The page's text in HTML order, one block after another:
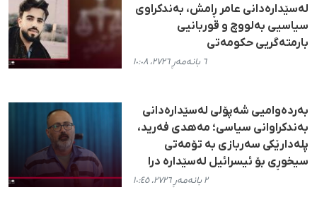
لەسێدارەدانی عامر ڕامش، بەندکراوی
سیاسیی بەلووچ و قوربانیی
بارمتەگریی حکومەتی
٦ بانەمەڕ ٢٧٢٦، ١٠:٠٨
بەردەوامیی شەپۆلی لەسێدارەدانی
بەندکراوانی سیاسی؛ مەهدی فەرید،
پلەدارێکی سەربازی بە تۆمەتی
سیخوڕی بۆ ئیسرائیل لەسێدارە درا
٢ بانەمەڕ ٢٧٢٦، ١٠:٤٥